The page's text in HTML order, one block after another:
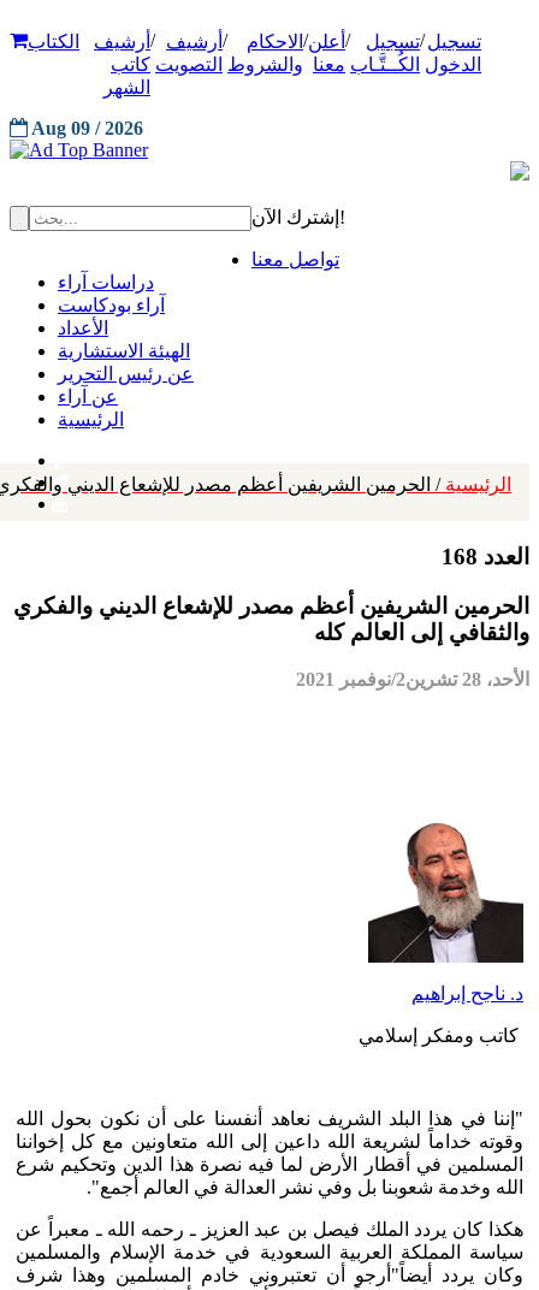
تسجيل
الدخول
/تسجيل
الكُــتَّـاب
/ أعلن
معنا
/ الاحكام
والشروط
/ أرشيف
التصويت
/ أرشيف
كاتب
الشهر
الكتاب
Aug 09 / 2026
إشترك الآن!
تواصل معنا
دراسات آراء
آراء بودكاست
الأعداد
الهيئة الاستشارية
عن رئيس التحرير
عن آراء
الرئيسية
الرئيسية / الحرمين الشريفين أعظم مصدر للإشعاع الديني والفكري
العدد 168
الحرمين الشريفين أعظم مصدر للإشعاع الديني والفكري
والثقافي إلى العالم كله
الأحد، 28 تشرين2/نوفمبر 2021
د. ناجح إبراهيم
كاتب ومفكر إسلامي
"إننا في هذا البلد الشريف نعاهد أنفسنا على أن نكون بحول الله
وقوته خداماً لشريعة الله داعين إلى الله متعاونين مع كل إخواننا
المسلمين في أقطار الأرض لما فيه نصرة هذا الدين وتحكيم شرع
الله وخدمة شعوبنا بل وفي نشر العدالة في العالم أجمع".
هكذا كان يردد الملك فيصل بن عبد العزيز ـ رحمه الله ـ معبراً عن
سياسة المملكة العربية السعودية في خدمة الإسلام والمسلمين
وكان يردد أيضاً"أرجو أن تعتبروني خادم المسلمين وهذا شرف